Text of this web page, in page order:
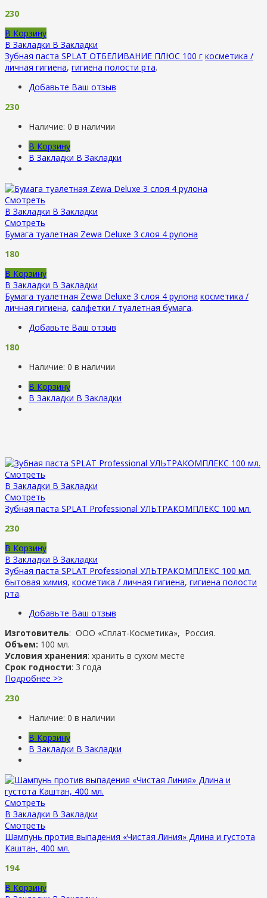
230
В Корзину
В Закладки В Закладки
Зубная паста SPLAT ОТБЕЛИВАНИЕ ПЛЮС 100 г косметика /
личная гигиена, гигиена полости рта.
Добавьте Ваш отзыв
230
Наличие: 0 в наличии
В Корзину
В Закладки В Закладки
Смотреть
В Закладки В Закладки
Смотреть
Бумага туалетная Zewa Deluxe 3 слоя 4 рулона
180
В Корзину
В Закладки В Закладки
Бумага туалетная Zewa Deluxe 3 слоя 4 рулона косметика /
личная гигиена, салфетки / туалетная бумага.
Добавьте Ваш отзыв
180
Наличие: 0 в наличии
В Корзину
В Закладки В Закладки
Смотреть
В Закладки В Закладки
Смотреть
Зубная паста SPLAT Professional УЛЬТРАКОМПЛЕКС 100 мл.
230
В Корзину
В Закладки В Закладки
Зубная паста SPLAT Professional УЛЬТРАКОМПЛЕКС 100 мл.
бытовая химия, косметика / личная гигиена, гигиена полости
рта.
Добавьте Ваш отзыв
Изготовитель: ООО «Сплат-Косметика», Россия.
Объем: 100 мл.
Условия хранения: хранить в сухом месте
Срок годности: 3 года
Подробнее >>
230
Наличие: 0 в наличии
В Корзину
В Закладки В Закладки
Смотреть
В Закладки В Закладки
Смотреть
Шампунь против выпадения «Чистая Линия» Длина и густота
Каштан, 400 мл.
194
В Корзину